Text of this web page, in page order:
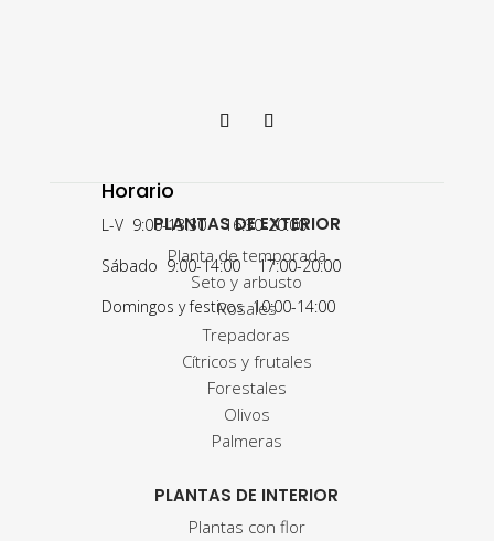
Horario
L-V 9:00-13:30 16:30-20:00
Sábado 9:00-14:00 17:00-20:00
Domingos y festivos 10:00-14:00
PLANTAS DE EXTERIOR
Planta de temporada
Seto y arbusto
Rosales
Trepadoras
Cítricos y frutales
Forestales
Olivos
Palmeras
PLANTAS DE INTERIOR
Plantas con flor